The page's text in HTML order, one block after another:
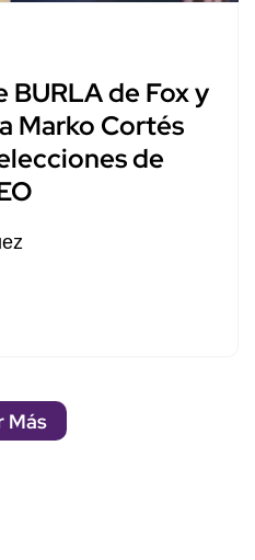
BURLA de Fox y
Marko Cortés
de
Más